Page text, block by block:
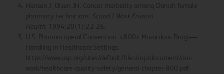
Hansen J, Olsen JH. Cancer morbidity among Danish female
pharmacy technicians. Scand J Work Environ
Health. 1994;20(1):22-26.
U.S. Pharmacopeial Convention. <800> Hazardous Drugs—
Handling in Healthcare Settings.
https://www.usp.org/sites/default/files/usp/document/our-
work/healthcare-quality-safety/general-chapter-800.pdf.